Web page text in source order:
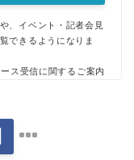
、イベント・記者会見
できるようになりま
ス受信に関するご案内